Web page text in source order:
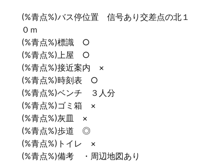
(%青点%)バス停位置 信号あり交差点の北１
０ｍ
(%青点%)標識 ○
(%青点%)上屋 ○
(%青点%)接近案内 ×
(%青点%)時刻表 ○
(%青点%)ベンチ ３人分
(%青点%)ゴミ箱 ×
(%青点%)灰皿 ×
(%青点%)歩道 ◎
(%青点%)トイレ ×
(%青点%)備考 ・周辺地図あり